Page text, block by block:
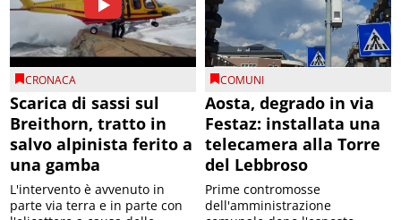
CRONACA
Scarica di sassi sul
Breithorn, tratto in
salvo alpinista ferito a
una gamba
L'intervento è avvenuto in
parte via terra e in parte con
COMUNI
Aosta, degrado in via
Festaz: installata una
telecamera alla Torre
del Lebbroso
Prime contromosse
dell'amministrazione